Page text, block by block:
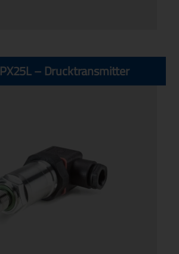
PX25L – Drucktransmitter